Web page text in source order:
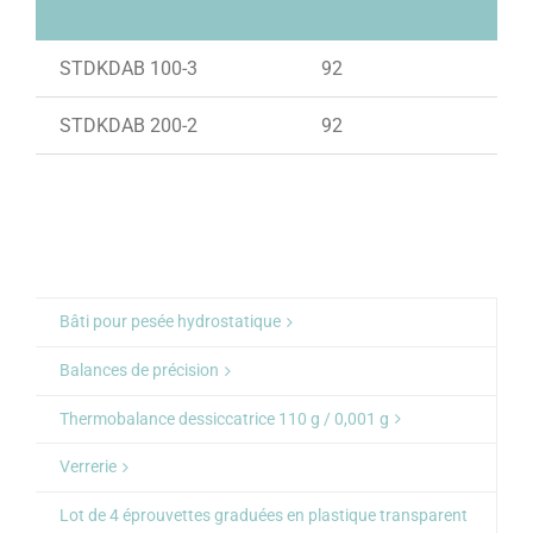
STDKDAB 100-3 92
STDKDAB 200-2 92
Bâti pour pesée hydrostatique
Balances de précision
Thermobalance dessiccatrice 110 g / 0,001 g
Verrerie
Lot de 4 éprouvettes graduées en plastique transparent